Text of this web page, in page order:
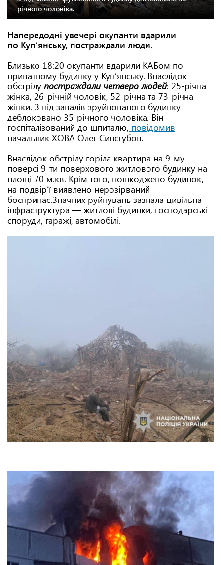
річного чоловіка.
Напередодні увечері окупанти вдарили
по Куп’янську, постраждали люди.
Близько 18:20 окупанти вдарили КАБом по
приватному будинку у Куп’янську. Внаслідок
обстрілу постраждали четверо людей: 25-річна
жінка, 26-річній чоловік, 52-річна та 73-річна
жінки. З під завалів зруйнованого будинку
деблоковано 35-річного чоловіка. Він
госпіталізований до шпиталю, повідомив
начальник ХОВА Олег Синєгубов.
Внаслідок обстрілу горіла квартира на 9-му
поверсі 9-ти поверхового житлового будинку на
площі 70 м.кв. Крім того, пошкоджено будинок,
на подвірʼї виявлено нерозірваний
боєприпас.Значних руйнувань зазнала цивільна
інфраструктура — житлові будинки, господарські
споруди, гаражі, автомобілі.